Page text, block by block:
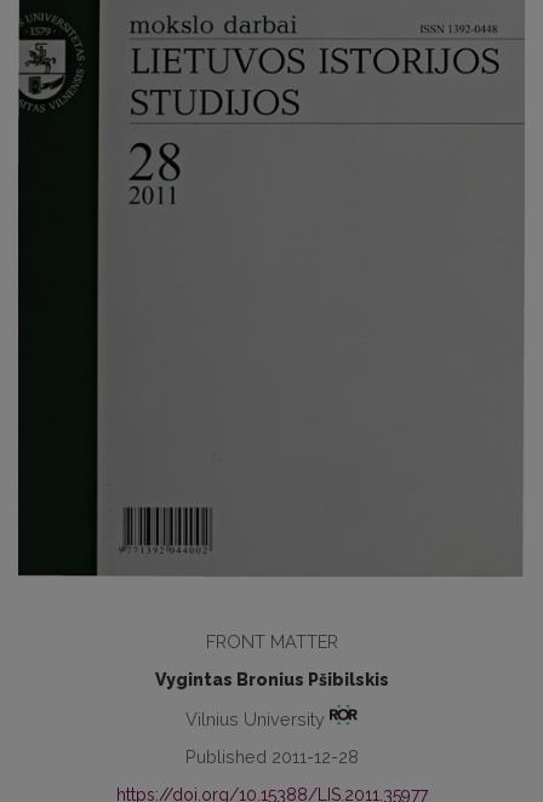
FRONT MATTER
Vygintas Bronius Pšibilskis
Vilnius University
Published 2011-12-28
https://doi.org/10.15388/LIS.2011.35977